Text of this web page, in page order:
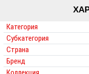
Категория
Субкатегория
Страна
Бренд